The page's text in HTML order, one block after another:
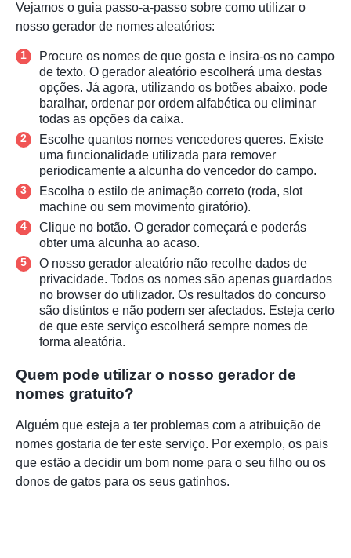
Vejamos o guia passo-a-passo sobre como utilizar o
nosso gerador de nomes aleatórios:
Procure os nomes de que gosta e insira-os no campo
de texto. O gerador aleatório escolherá uma destas
opções. Já agora, utilizando os botões abaixo, pode
baralhar, ordenar por ordem alfabética ou eliminar
todas as opções da caixa.
Escolhe quantos nomes vencedores queres. Existe
uma funcionalidade utilizada para remover
periodicamente a alcunha do vencedor do campo.
Escolha o estilo de animação correto (roda, slot
machine ou sem movimento giratório).
Clique no botão. O gerador começará e poderás
obter uma alcunha ao acaso.
O nosso gerador aleatório não recolhe dados de
privacidade. Todos os nomes são apenas guardados
no browser do utilizador. Os resultados do concurso
são distintos e não podem ser afectados. Esteja certo
de que este serviço escolherá sempre nomes de
forma aleatória.
Quem pode utilizar o nosso gerador de
nomes gratuito?
Alguém que esteja a ter problemas com a atribuição de
nomes gostaria de ter este serviço. Por exemplo, os pais
que estão a decidir um bom nome para o seu filho ou os
donos de gatos para os seus gatinhos.